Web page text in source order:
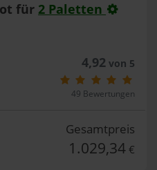
für 2 Paletten
4,92von 5
49 Bewertungen
Gesamtpreis
1.029,34 €